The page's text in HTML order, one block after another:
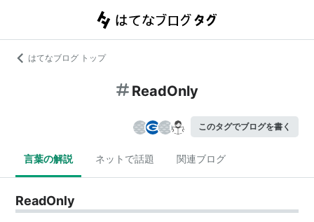
はてなブログ トップ
ReadOnly
このタグでブログを書く
言葉の解説 ネットで話題 関連ブログ
ReadOnly